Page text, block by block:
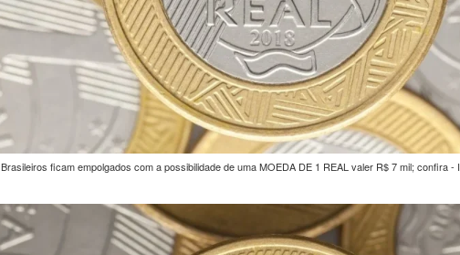
Brasileiros ficam empolgados com a possibilidade de uma MOEDA DE 1 REAL valer R$ 7 mil; confira -